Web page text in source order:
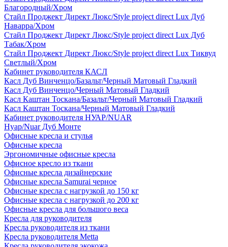
Благородный/Хром
Стайл Проджект Директ Люкс/Style project direct Lux Дуб
Наварра/Хром
Стайл Проджект Директ Люкс/Style project direct Lux Дуб
Табак/Хром
Стайл Проджект Директ Люкс/Style project direct Lux Тиквуд
Светлый/Хром
Кабинет руководителя КАСЛ
Касл Дуб Винченцо/Базальт/Черный Матовый Гладкий
Касл Дуб Винченцо/Черный Матовый Гладкий
Касл Каштан Тоскана/Базальт/Черный Матовый Гладкий
Касл Каштан Тоскана/Черный Матовый Гладкий
Кабинет руководителя НУАР/NUAR
Нуар/Nuar Дуб Монте
Офисные кресла и стулья
Офисные кресла
Эргономичные офисные кресла
Офисное кресло из ткани
Офисные кресла дизайнерские
Офисные кресла Samurai черное
Офисные кресла с нагрузкой до 150 кг
Офисные кресла с нагрузкой до 200 кг
Офисные кресла для большого веса
Кресла для руководителя
Кресла руководителя из ткани
Кресла руководителя Metta